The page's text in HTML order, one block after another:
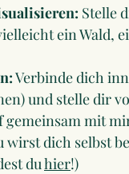
Stelle
ein Wald,
Verbinde dich
und stelle dir
gemeinsam mit
wirst dich selbst
du hier!)